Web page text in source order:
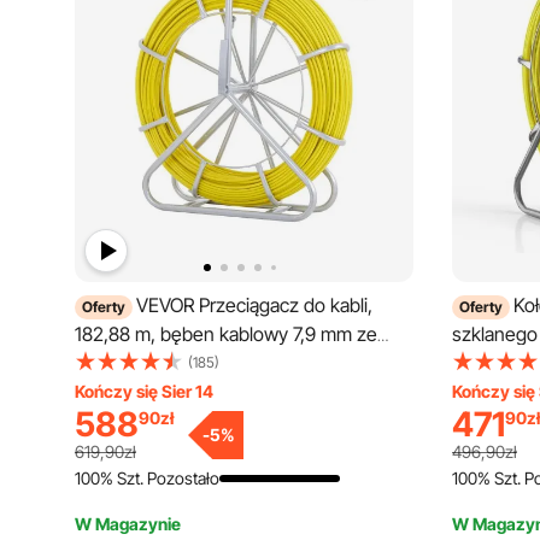
Oferty VEVOR Przeciągacz do kabli,
182,88 m, bęben kablowy 7,9 mm ze
stalowym stojakiem, 3 głowice ciągnące,
narzędzia do wyciągania kabli ze ścian i
przewodów elektrycznych,
nieprzewodzące prądu
(185)
Kończy się Sier 14
58890zł
619,90zł
-5%
100% Szt. Pozostało
W Magazynie
Oferty
szklanego
szklanego
stojakiem,
narzędzie
i rur
Kończy się
47190zł
496,90zł
100% Szt.
W